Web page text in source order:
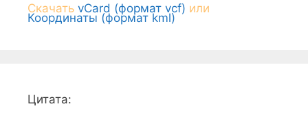
Скачать vCard (формат vcf) или
Координаты (формат kml)
Цитата: